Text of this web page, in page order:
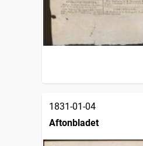
1831-01-04
Aftonbladet